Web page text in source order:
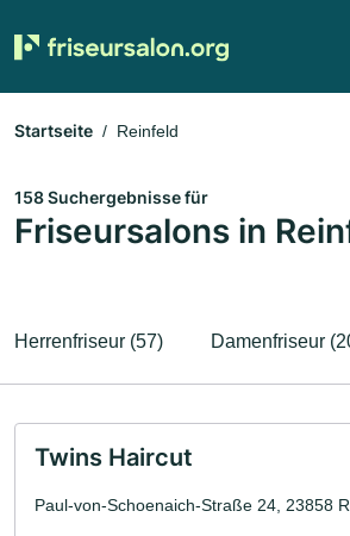
Startseite Reinfeld
158 Suchergebnisse für
Friseursalons in
Herrenfriseur (57) Damenfriseur
Twins Haircut
Paul-von-Schoenaich-Straße 24, 23858